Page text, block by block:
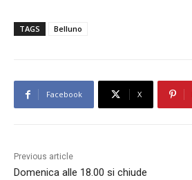
TAGS Belluno
Facebook X
Previous article
Domenica alle 18.00 si chiude